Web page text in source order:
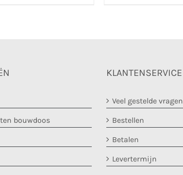
bouwdoos
KLANTENSERVICE
Veel gestelde vragen
Bestellen
Betalen
Levertermijn